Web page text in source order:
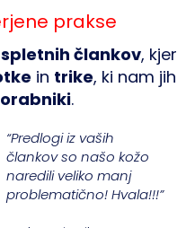
PODJETJE
Članki
O nas
Kontakt
prakse
spletnih člankov, kjer
in trike, ki nam jih
.
“Predlogi iz vaših
člankov so našo kožo
naredili veliko manj
problematično! Hvala!!!”